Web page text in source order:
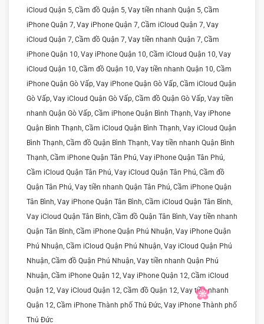
iCloud Quận 5, Cầm đồ Quận 5, Vay tiền nhanh Quận 5, Cầm
iPhone Quận 7, Vay iPhone Quận 7, Cầm iCloud Quận 7, Vay
iCloud Quận 7, Cầm đồ Quận 7, Vay tiền nhanh Quận 7, Cầm
iPhone Quận 10, Vay iPhone Quận 10, Cầm iCloud Quận 10, Vay
iCloud Quận 10, Cầm đồ Quận 10, Vay tiền nhanh Quận 10, Cầm
iPhone Quận Gò Vấp, Vay iPhone Quận Gò Vấp, Cầm iCloud Quận
Gò Vấp, Vay iCloud Quận Gò Vấp, Cầm đồ Quận Gò Vấp, Vay tiền
nhanh Quận Gò Vấp, Cầm iPhone Quận Bình Thạnh, Vay iPhone
Quận Bình Thạnh, Cầm iCloud Quận Bình Thạnh, Vay iCloud Quận
Bình Thạnh, Cầm đồ Quận Bình Thạnh, Vay tiền nhanh Quận Bình
Thạnh, Cầm iPhone Quận Tân Phú, Vay iPhone Quận Tân Phú,
Cầm iCloud Quận Tân Phú, Vay iCloud Quận Tân Phú, Cầm đồ
Quận Tân Phú, Vay tiền nhanh Quận Tân Phú, Cầm iPhone Quận
Tân Bình, Vay iPhone Quận Tân Bình, Cầm iCloud Quận Tân Bình,
Vay iCloud Quận Tân Bình, Cầm đồ Quận Tân Bình, Vay tiền nhanh
Quận Tân Bình, Cầm iPhone Quận Phú Nhuận, Vay iPhone Quận
Phú Nhuận, Cầm iCloud Quận Phú Nhuận, Vay iCloud Quận Phú
Nhuận, Cầm đồ Quận Phú Nhuận, Vay tiền nhanh Quận Phú
Nhuận, Cầm iPhone Quận 12, Vay iPhone Quận 12, Cầm iCloud
Quận 12, Vay iCloud Quận 12, Cầm đồ Quận 12, Vay tiền nhanh
Quận 12, Cầm iPhone Thành phố Thủ Đức, Vay iPhone Thành phố
Thủ Đức